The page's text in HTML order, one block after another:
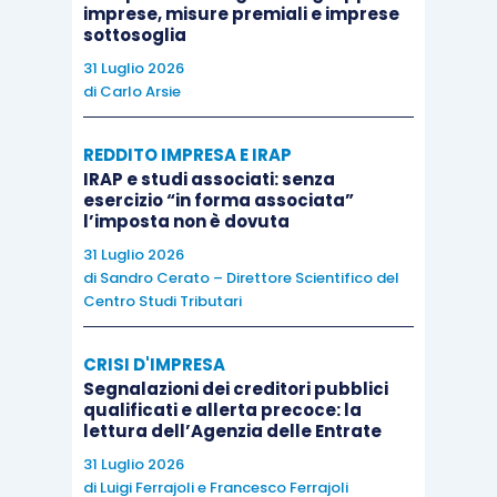
importante, e riguarda i cosiddetti “add-on
ovvero
le acquisizioni effettuate da società
partecipate dagli investitori finanziari
società italiane e straniere per incrementare le
dimensioni e realizzare sinergie.
Qual è stato allora l’agente di cambiamento che
spiega la dinamica descritta dai dati?
A parere di chi scrive, un ruolo fondamentale, tra
gli altri, è stato svolto da una
di professionisti e consulentiche hanno saputo
supportare gli imprenditori e le società
imprese, misure premiali e imprese
sottosoglia
31 Luglio 2026
di Carlo Arsie
REDDITO IMPRESA E IRAP
IRAP e studi associati: senza
esercizio “in forma associata”
l’imposta non è dovuta
31 Luglio 2026
di Sandro Cerato – Direttore Scientifico del
Centro Studi Tributari
CRISI D'IMPRESA
Segnalazioni dei creditori pubblici
qualificati e allerta precoce: la
lettura dell’Agenzia delle Entrate
31 Luglio 2026
di Luigi Ferrajolie Francesco Ferrajoli